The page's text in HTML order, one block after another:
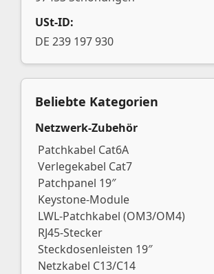
USt-ID:
DE 239 197 930
Beliebte Kategorien
Netzwerk-Zubehör
Patchkabel Cat6A
Verlegekabel Cat7
Patchpanel 19″
Keystone-Module
LWL-Patchkabel (OM3/OM4)
RJ45-Stecker
Steckdosenleisten 19″
Netzkabel C13/C14